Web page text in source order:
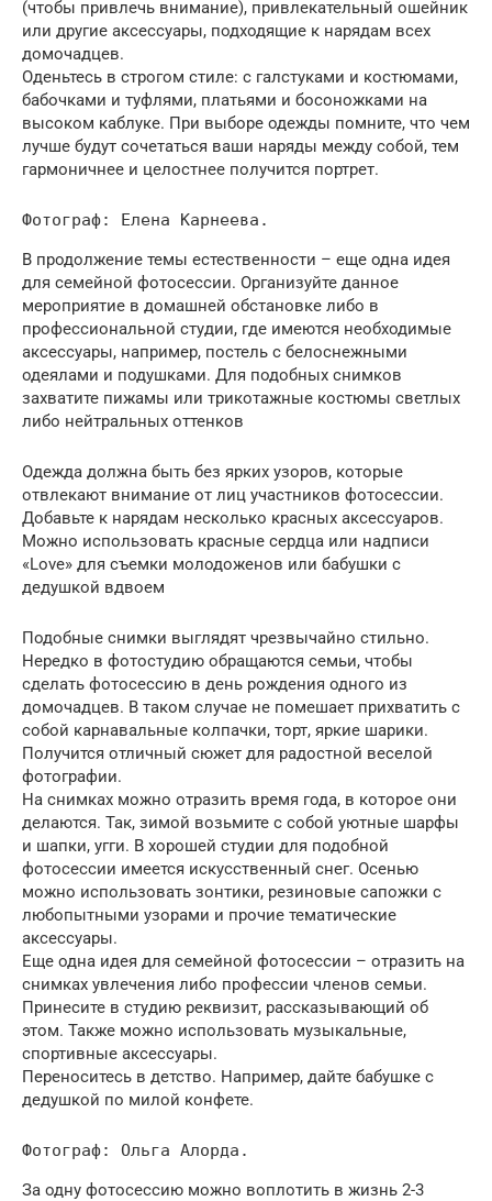
(чтобы привлечь внимание), привлекательный ошейник
или другие аксессуары, подходящие к нарядам всех
домочадцев.
Оденьтесь в строгом стиле: с галстуками и костюмами,
бабочками и туфлями, платьями и босоножками на
высоком каблуке. При выборе одежды помните, что чем
лучше будут сочетаться ваши наряды между собой, тем
гармоничнее и целостнее получится портрет.
Фотограф: Елена Карнеева.
В продолжение темы естественности – еще одна идея
для семейной фотосессии. Организуйте данное
мероприятие в домашней обстановке либо в
профессиональной студии, где имеются необходимые
аксессуары, например, постель с белоснежными
одеялами и подушками. Для подобных снимков
захватите пижамы или трикотажные костюмы светлых
либо нейтральных оттенков
Одежда должна быть без ярких узоров, которые
отвлекают внимание от лиц участников фотосессии.
Добавьте к нарядам несколько красных аксессуаров.
Можно использовать красные сердца или надписи
«Love» для съемки молодоженов или бабушки с
дедушкой вдвоем
Подобные снимки выглядят чрезвычайно стильно.
Нередко в фотостудию обращаются семьи, чтобы
сделать фотосессию в день рождения одного из
домочадцев. В таком случае не помешает прихватить с
собой карнавальные колпачки, торт, яркие шарики.
Получится отличный сюжет для радостной веселой
фотографии.
На снимках можно отразить время года, в которое они
делаются. Так, зимой возьмите с собой уютные шарфы
и шапки, угги. В хорошей студии для подобной
фотосессии имеется искусственный снег. Осенью
можно использовать зонтики, резиновые сапожки с
любопытными узорами и прочие тематические
аксессуары.
Еще одна идея для семейной фотосессии – отразить на
снимках увлечения либо профессии членов семьи.
Принесите в студию реквизит, рассказывающий об
этом. Также можно использовать музыкальные,
спортивные аксессуары.
Переноситесь в детство. Например, дайте бабушке с
дедушкой по милой конфете.
Фотограф: Ольга Алорда.
За одну фотосессию можно воплотить в жизнь 2-3